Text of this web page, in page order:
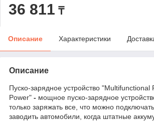
36 811 ₸
Описание Характеристики
Описание
Пуско-зарядное устройство "Multifunctional
Power" - мощное пуско-зарядное
только заряжать все, что можно
заводить автомобили, когда штатные